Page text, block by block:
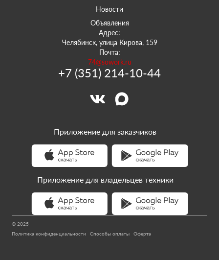
Новости
Объявления
Адрес:
Челябинск, улица Кирова, 159
Почта:
74@sowork.ru
+7 (351) 214-10-44
© 2025
Политика конфиденциальности
Способы оплаты Оферта
Приложение для заказчиков
Приложение для владельцев техники